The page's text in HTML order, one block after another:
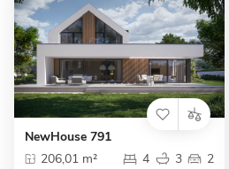
NewHouse 791
206,01 m²
4 3 2